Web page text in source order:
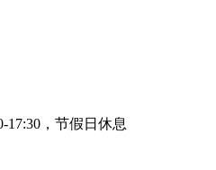
17:30，节假日休息